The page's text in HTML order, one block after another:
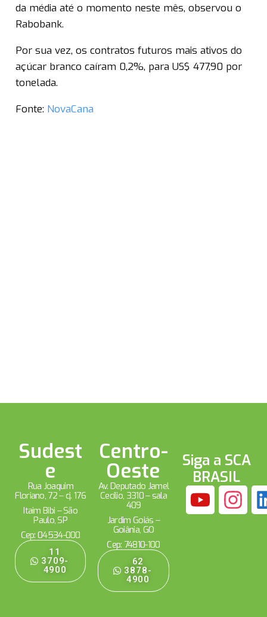
da média até o momento neste mês, observou o
Rabobank.
Por sua vez, os contratos futuros mais ativos do
açúcar branco caíram 0,2%, para US$ 477,90 por
tonelada.
Fonte: NovaCana
Sudest
e
Rua Joaquim
Floriano, 72 – cj. 176
Itaim Bibi – São
Paulo, SP
Cep: 04534-000
11
3709-
4900
Centro-
Oeste
Av. Deputado Jamel
Cecílio, 3310 – sala
409
Jardim Goiás –
Goiânia, GO
Cep: 74810-100
62
3878-
4900
Siga a SCA
BRASIL